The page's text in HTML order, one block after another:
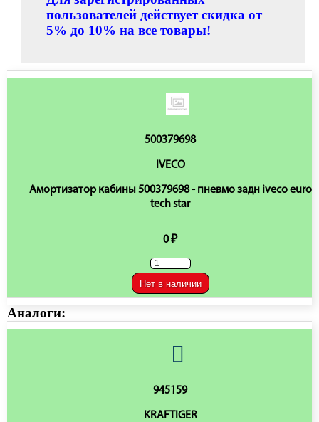
пользователей действует скидка от
5% до 10% на все товары!
500379698
IVECO
Амортизатор кабины 500379698 - пневмо задн iveco euro
tech star
0 ₽
Нет в наличии
Аналоги:
945159
KRAFTIGER